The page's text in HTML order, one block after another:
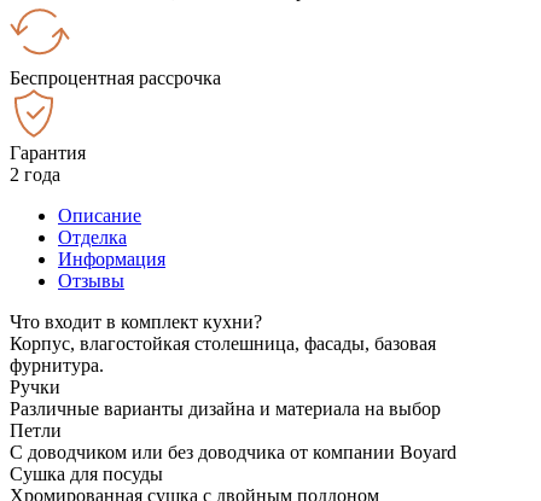
Беспроцентная рассрочка
Гарантия
2 года
Описание
Отделка
Информация
Отзывы
Что входит в комплект кухни?
Корпус, влагостойкая столешница, фасады, базовая
фурнитура.
Ручки
Различные варианты дизайна и материала на выбор
Петли
С доводчиком или без доводчика от компании Boyard
Сушка для посуды
Хромированная сушка с двойным поддоном